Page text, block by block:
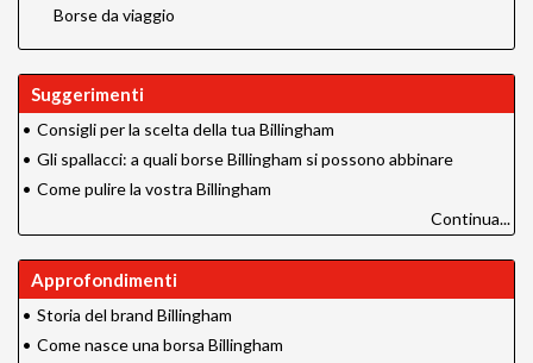
Borse da viaggio
Suggerimenti
• Consigli per la scelta della tua Billingham
• Gli spallacci: a quali borse Billingham si possono abbinare
• Come pulire la vostra Billingham
Continua...
Approfondimenti
• Storia del brand Billingham
• Come nasce una borsa Billingham